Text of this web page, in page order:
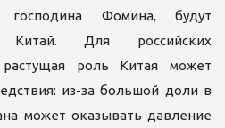
Фомина, будут
Китай. Для российских
роль Китая может
из-за большой доли в
может оказывать давление